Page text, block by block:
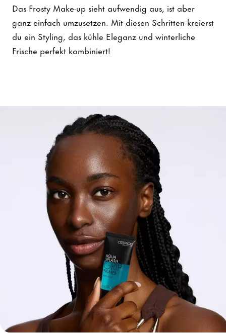
Das Frosty Make-up sieht aufwendig aus, ist aber
ganz einfach umzusetzen. Mit diesen Schritten kreierst
du ein Styling, das kühle Eleganz und winterliche
Frische perfekt kombiniert!